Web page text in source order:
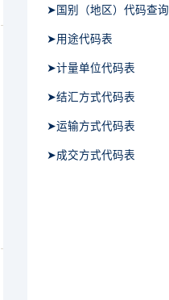
➤国别（地区）代码查询
➤用途代码表
➤计量单位代码表
➤结汇方式代码表
➤运输方式代码表
➤成交方式代码表